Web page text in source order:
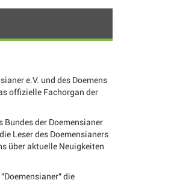
e.V. und des Doemens
offizielle Fachorgan der
Bundes der Doemensianer
Leser des Doemensianers
über aktuelle Neuigkeiten
die